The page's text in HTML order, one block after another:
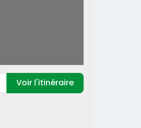
Enter your location
Voir l'itinéraire